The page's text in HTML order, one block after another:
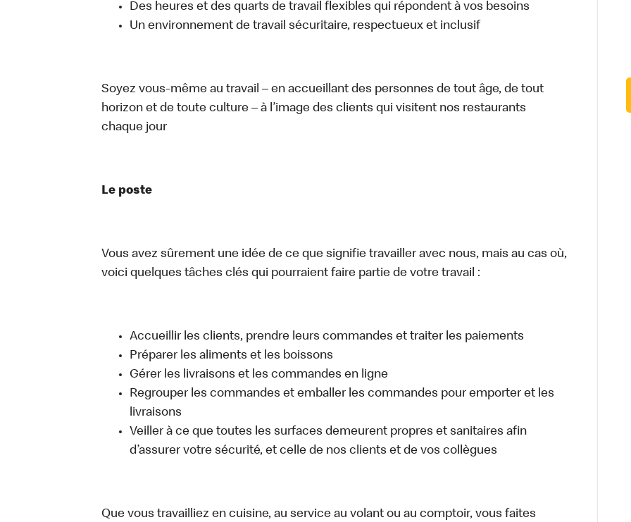
Des heures et des quarts de travail flexibles qui répondent à vos besoins
Un environnement de travail sécuritaire, respectueux et inclusif
Soyez vous-même au travail – en accueillant des personnes de tout âge, de tout
horizon et de toute culture – à l’image des clients qui visitent nos restaurants
chaque jour
Le poste
Vous avez sûrement une idée de ce que signifie travailler avec nous, mais au cas où,
voici quelques tâches clés qui pourraient faire partie de votre travail :
Accueillir les clients, prendre leurs commandes et traiter les paiements
Préparer les aliments et les boissons
Gérer les livraisons et les commandes en ligne
Regrouper les commandes et emballer les commandes pour emporter et les
livraisons
Veiller à ce que toutes les surfaces demeurent propres et sanitaires afin
d’assurer votre sécurité, et celle de nos clients et de vos collègues
Que vous travailliez en cuisine, au service au volant ou au comptoir, vous faites